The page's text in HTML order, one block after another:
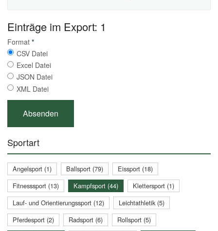
Einträge im Export: 1
Format *
CSV Datei
Excel Datei
JSON Datei
XML Datei
Sportart
Angelsport (1) Ballsport (79)
Eissport (18)
Fitnesssport (13)
Kampfsport (44)
Klettersport (1)
Lauf- und Orientierungssport (12)
Leichtathletik (5)
Pferdesport (2)
Radsport (6)
Rollsport (5)